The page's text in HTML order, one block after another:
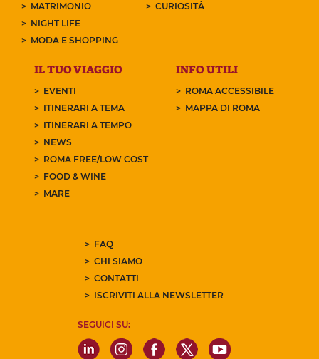
MATRIMONIO
NIGHT LIFE
MODA E SHOPPING
CURIOSITÀ
IL TUO VIAGGIO
EVENTI
ITINERARI A TEMA
ITINERARI A TEMPO
NEWS
ROMA FREE/LOW COST
FOOD & WINE
MARE
INFO UTILI
ROMA ACCESSIBILE
MAPPA DI ROMA
FAQ
CHI SIAMO
CONTATTI
ISCRIVITI ALLA NEWSLETTER
SEGUICI SU: